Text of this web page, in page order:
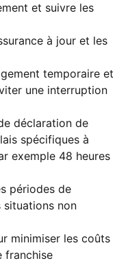
et suivre les
à jour et les
temporaire et
une interruption
déclaration de
spécifiques à
exemple 48 heures
périodes de
situations non
minimiser les coûts
franchise